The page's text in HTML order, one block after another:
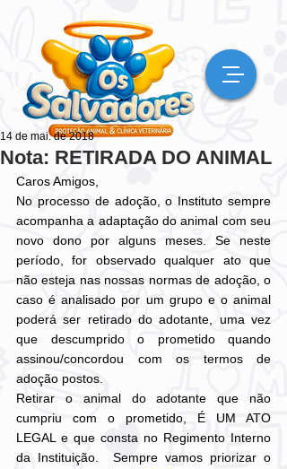
Nota: RETIRADA DO ANIMAL
14 de mai. de 2018
Caros Amigos,
No processo de adoção, o Instituto sempre
acompanha a adaptação do animal com seu
novo dono por alguns meses. Se neste
período, for observado qualquer ato que
não esteja nas nossas normas de adoção, o
caso é analisado por um grupo e o animal
poderá ser retirado do adotante, uma vez
que descumprido o prometido quando
assinou/concordou com os termos de
adoção postos.
Retirar o animal do adotante que não
cumpriu com o prometido, É UM ATO
LEGAL e que consta no Regimento Interno
da Instituição.  Sempre vamos priorizar o